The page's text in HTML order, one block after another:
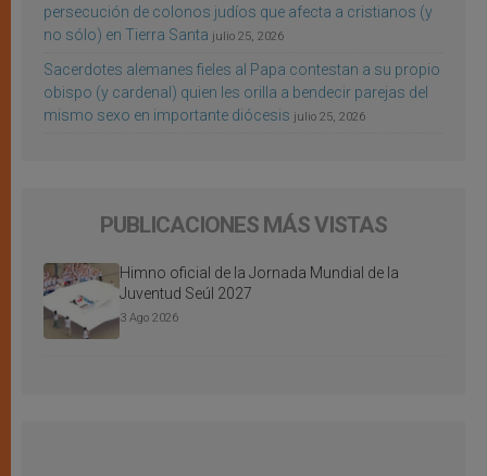
persecución de colonos judíos que afecta a cristianos (y
no sólo) en Tierra Santa julio 25, 2026
Sacerdotes alemanes fieles al Papa contestan a su propio
obispo (y cardenal) quien les orilla a bendecir parejas del
mismo sexo en importante diócesis julio 25, 2026
PUBLICACIONES MÁS VISTAS
Himno oficial de la Jornada Mundial de la
Juventud Seúl 2027
3 Ago 2026